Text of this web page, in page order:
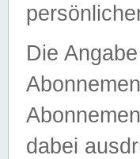
Die
dabei